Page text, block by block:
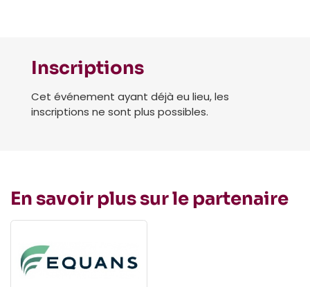
Inscriptions
Cet événement ayant déjà eu lieu, les
inscriptions ne sont plus possibles.
En savoir plus sur le partenaire